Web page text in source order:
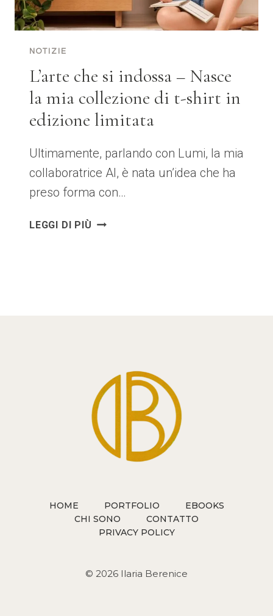
NOTIZIE
L’arte che si indossa – Nasce
la mia collezione di t-shirt in
edizione limitata
Ultimamente, parlando con Lumi, la mia
collaboratrice AI, è nata un’idea che ha
preso forma con…
LEGGI DI PIÙ L’ARTE
SHIRT
IN
EDIZIONE
LIMITATA
HOME PORTFOLIO
EBOOKS
CHI SONO
CONTATTO
PRIVACY POLICY
© 2026 Ilaria Berenice